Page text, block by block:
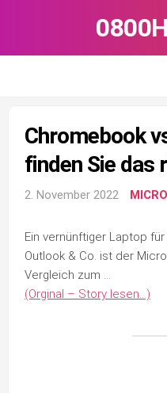
Chromebook
finden Sie das
2. November 2022
Ein vernünftiger Laptop
Outlook & Co. ist der
Vergleich zum …
(Orginal – Story lesen…)